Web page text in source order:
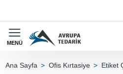
Ofis Kırtasiye Etiket